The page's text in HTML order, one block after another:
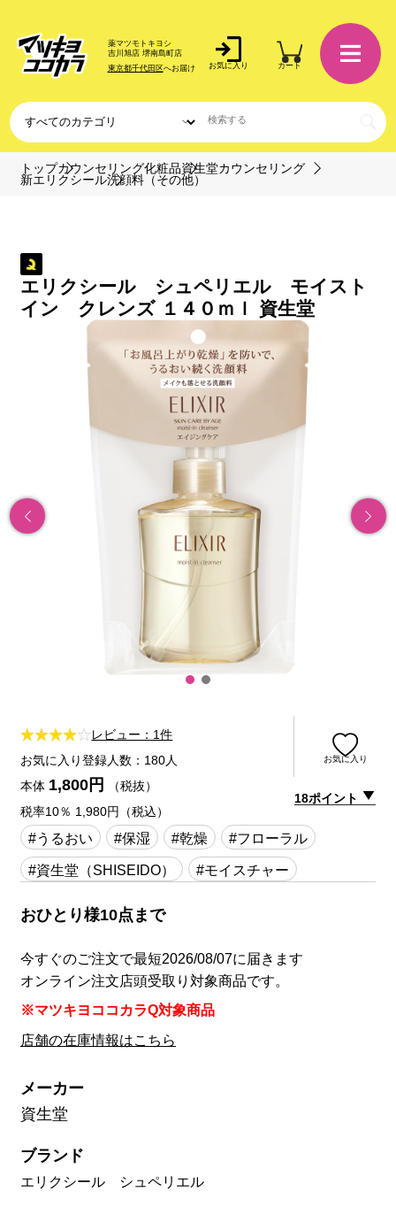
薬マツモトキヨシ
吉川旭店 堺南島町店
東京都千代田区へお届け お気に入り カート
トップカウンセリング化粧品資生堂カウンセリング
新エリクシール洗顔料（その他）
エリクシール シュペリエル モイスト
イン クレンズ １４０ｍｌ 資生堂
レビュー：1件
お気に入り登録人数：180人
お気に入り
本体 1,800円
（税抜）
税率10％ 1,980円（税込）
18ポイント
#うるおい #保湿 #乾燥
#フローラル
#資生堂（SHISEIDO）
#モイスチャー
おひとり様10点まで
今すぐのご注文で最短2026/08/07に届きます
オンライン注文店頭受取り対象商品です。
※マツキヨココカラQ対象商品
店舗の在庫情報はこちら
メーカー
資生堂
ブランド
エリクシール シュペリエル